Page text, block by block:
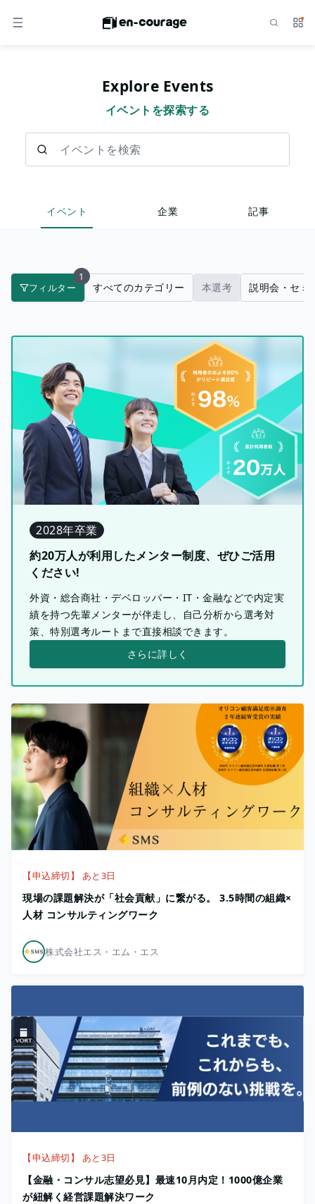
メニュー サ
Explore Events
イベントを探索する
イベント 企業 記事
フィルター
1
すべてのカテゴリー 本選考 説明会・セミ
2028年卒業
約20万人が利用したメンター制度、ぜひご活用
ください!
外資・総合商社・デベロッパー・IT・金融などで内定実
績を持つ先輩メンターが伴走し、自己分析から選考対
策、特別選考ルートまで直接相談できます。
さらに詳しく
【申込締切】 あと3日
現場の課題解決が「社会貢献」に繋がる。 3.5時間の組織×
人材 コンサルティングワーク
株式会社エス・エム・エス
【申込締切】 あと3日
【金融・コンサル志望必見】最速10月内定！1000億企業
が紐解く経営課題解決ワーク